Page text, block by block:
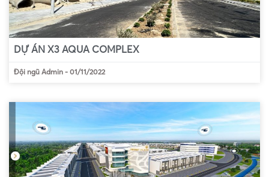
DỰ ÁN X3 AQUA COMPLEX
Đội ngũ Admin - 01/11/2022